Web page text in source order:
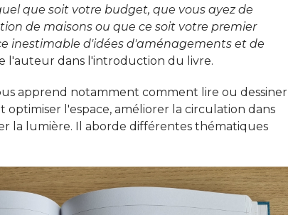
que soit votre budget, que vous ayez de
de maisons ou que ce soit votre premier
inestimable d'idées d'aménagements et de
l'auteur dans l'introduction du livre.
apprend notamment comment lire ou dessiner
optimiser l'espace, améliorer la circulation dans
la lumière. Il aborde différentes thématiques